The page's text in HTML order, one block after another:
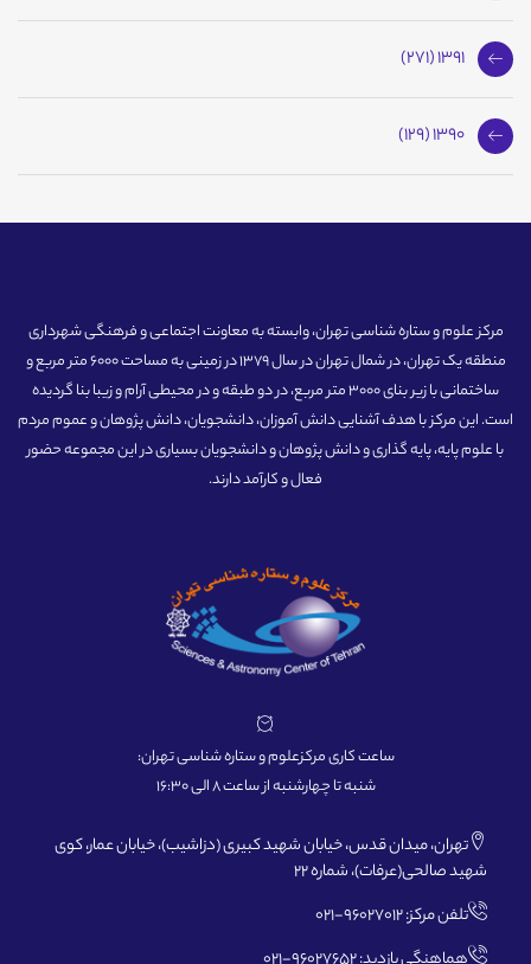
1391 (271)
1390 (129)
مرکز علوم و ستاره شناسی تهران، وابسته به معاونت اجتماعی و فرهنگی شهرداری
منطقه یک تهران، در شمال تهران در سال 1379 در زمینی به مساحت 6000 متر مربع و
ساختمانی با زیر بنای 3000 متر مربع، در دو طبقه و در محیطی آرام و زیبا بنا گردیده
است. این مرکز با هدف آشنایی دانش آموزان، دانشجویان، دانش پژوهان و عموم مردم
با علوم پایه، پایه گذاری و دانش پژوهان و دانشجویان بسیاری در این مجموعه حضور
فعال و کارآمد دارند.
ساعت کاری مرکزعلوم و ستاره شناسی تهران:
شنبه تا چهارشنبه از ساعت 8 الی 16:30
تهران، میدان قدس، خیابان شهید کبیری (دزاشیب)، خیابان عمار، کوی
شهید صالحی(عرفات)، شماره 22
تلفن مرکز: 96027012-021